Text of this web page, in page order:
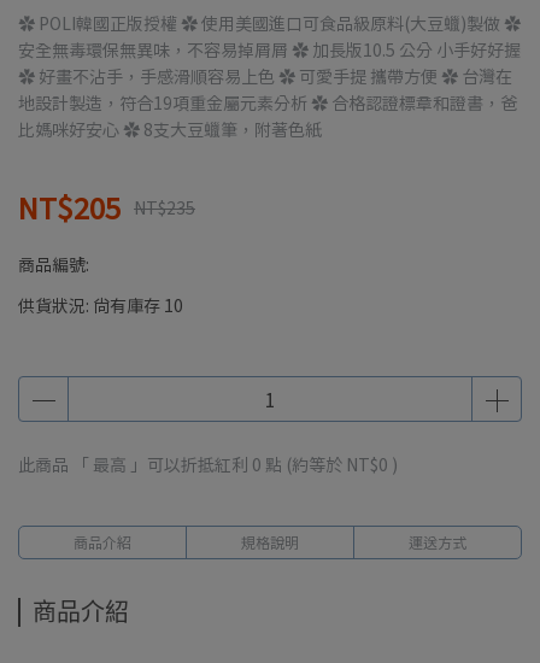
✿ POLI韓國正版授權 ✿ 使用美國進口可食品級原料(大豆蠟)製做 ✿
安全無毒環保無異味，不容易掉屑屑 ✿ 加長版10.5 公分 小手好好握
✿ 好畫不沾手，手感滑順容易上色 ✿ 可愛手提 攜帶方便 ✿ 台灣在
地設計製造，符合19項重金屬元素分析 ✿ 合格認證標章和證書，爸
比媽咪好安心 ✿ 8支大豆蠟筆，附著色紙
NT$205 NT$235
商品編號:
供貨狀況: 尚有庫存 10
此商品 「 最高 」可以折抵紅利 0 點 (約等於 NT$0 )
商品介紹 規格說明 運送方式
商品介紹